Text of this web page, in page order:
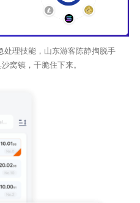
处理技能，山东游客陈静掏脱手
窝镇，干脆住下来。